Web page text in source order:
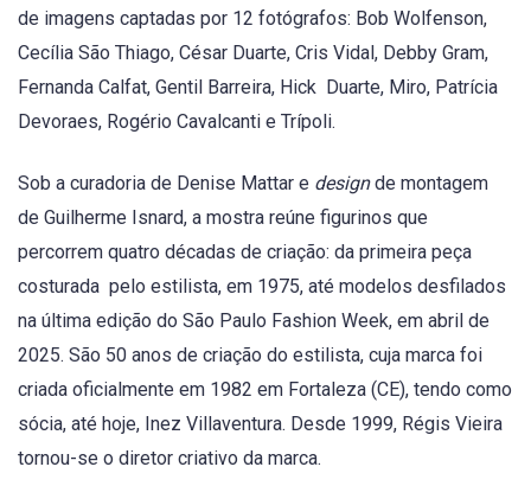
de imagens captadas por 12 fotógrafos: Bob Wolfenson,
Cecília São Thiago, César Duarte, Cris Vidal, Debby Gram,
Fernanda Calfat, Gentil Barreira, Hick Duarte, Miro, Patrícia
Devoraes, Rogério Cavalcanti e Trípoli.
Sob a curadoria de Denise Mattar e designde montagem
de Guilherme Isnard, a mostra reúne figurinos que
percorrem quatro décadas de criação: da primeira peça
costurada pelo estilista, em 1975, até modelos desfilados
na última edição do São Paulo Fashion Week, em abril de
2025. São 50 anos de criação do estilista, cuja marca foi
criada oficialmente em 1982 em Fortaleza (CE), tendo como
sócia, até hoje, Inez Villaventura. Desde 1999, Régis Vieira
tornou-se o diretor criativo da marca.